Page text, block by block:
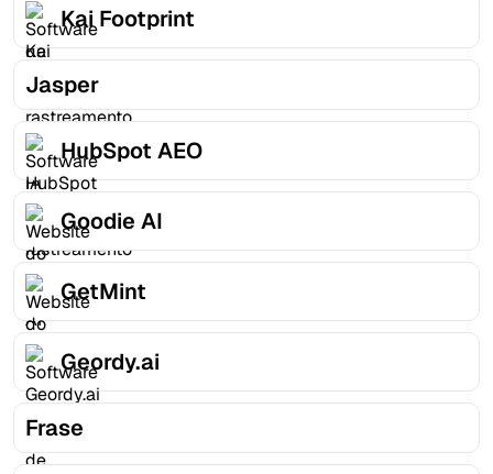
Kai Footprint
Jasper
HubSpot AEO
Goodie AI
GetMint
Geordy.ai
Frase